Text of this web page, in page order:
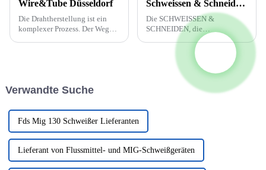
Wire&Tube Düsseldorf
Die Drahtherstellung ist ein
komplexer Prozess. Der Weg
seinen Zieldurchmesser
Schweissen & Schneiden 2023 (Essen, Germany)
Die SCHWEISSEN &
SCHNEIDEN, die
unangefochtene Nr. 1 der
Branche, kehrt in die Heimat
zurück. Die gesamte
internationale Community der
Füge-, Trenn- und
Beschichtungstechnik wird
Verwandte Suche
Fds Mig 130 Schweißer Lieferanten
Lieferant von Flussmittel- und MIG-Schweißgeräten